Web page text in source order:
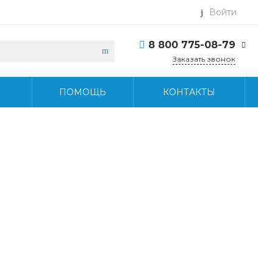
Войти
8 800 775-08-79
г. Москва, БЦ Вятский,
Заказать звонок
ПОМОЩЬ КОНТАКТЫ